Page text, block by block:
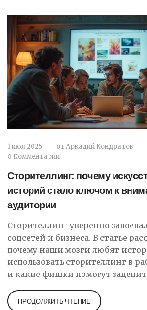
1 июл 2025 от Аркадий Кондратов
0 Комментарии
Сторителлинг: почему
историй стало ключом к
аудитории
Сторителлинг уверенно
соцсетей и бизнеса. В статье
почему наши мозги любят
использовать сторителлинг в
и какие фишки помогут
ПРОДОЛЖИТЬ ЧТЕНИЕ